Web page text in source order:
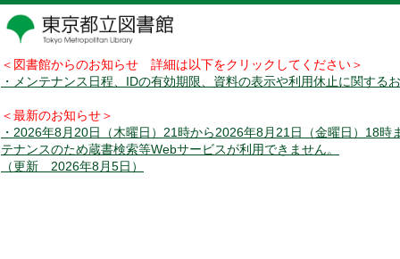
＜図書館からのお知らせ 詳細は以下をクリックしてください＞
・メンテナンス日程、IDの有効期限、資料の表示や利用休止に関する
＜最新のお知らせ＞
・2026年8月20日（木曜日）21時から2026年8月21日（金曜日）18時
テナンスのため蔵書検索等Webサービスが利用できません。
（更新 2026年8月5日）